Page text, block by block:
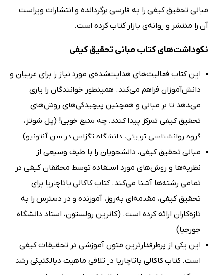
مبانی تحقیق کیفی را به فارسی برگردانده و انتشارات ویراست
آن را منتشر و روانه‌ی بازار کتاب کرده است.
نکوداشت‌های کتاب مبانی تحقیق کیفی
این کتاب فعالیت‌های هدایت‌شده‌ی مورد نیاز را برای مربیان و
دانش‌آموزان فراهم می‌کند. همینطور خوانندگان را یاری
می‌‍دهد تا بر مبانی و همچنین پیچیدگی‌های روش‌های
تحقیق کیفی تمرکز پیدا کنند. چه منبع خوبی! (پل شوتز،
گروه روانشناسی تربیتی، دانشگاه تگزاس در سن آنتونیو)
مبانی تحقیق کیفی، دانشجویان را با طیف وسیعی از
نظریه‌ها و روش‌های مورد استفاده توسط محققان کیفی در
تمامی رشته‌ها آشنا می‌کند. کتاب کاکالی باتاچاریا برای
تحقیق کیفی، مقدمه‌ای به‌روز، آموزنده و در دسترس را به
تازه‌کاران ارائه کرده است. (کاترین رولستون، استاد دانشگاه
جورجیا)
این یکی از پرطرفدارترین متون آموزشی در تحقیقات کیفی
است. کتاب کاکالی باتاچاریا در تلاقی ماهیت دیالکتیکی رشد